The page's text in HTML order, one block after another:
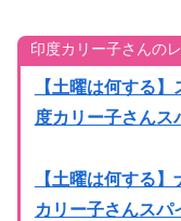
印度カリー子さんの
【土曜は何する
度カリー子さんス
【土曜は何する
カリー子さんスパ